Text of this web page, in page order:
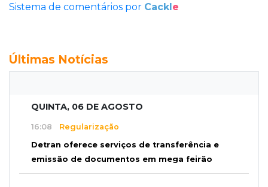
Sistema de comentários por Cackle
Últimas Notícias
QUINTA, 06 DE AGOSTO
16:08 Regularização
Detran oferece serviços de transferência e
emissão de documentos em mega feirão